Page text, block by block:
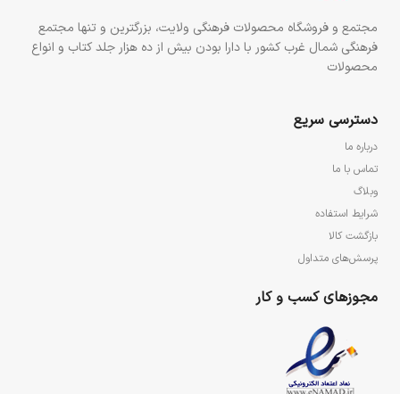
مجتمع و فروشگاه محصولات فرهنگی ولایت، بزرگترین و تنها مجتمع
فرهنگی شمال غرب کشور با دارا بودن بیش از ده هزار جلد کتاب و انواع
محصولات
دسترسی سریع
درباره ما
تماس با ما
وبلاگ
شرایط استفاده
بازگشت کالا
پرسش‌های متداول
مجوزهای کسب و کار